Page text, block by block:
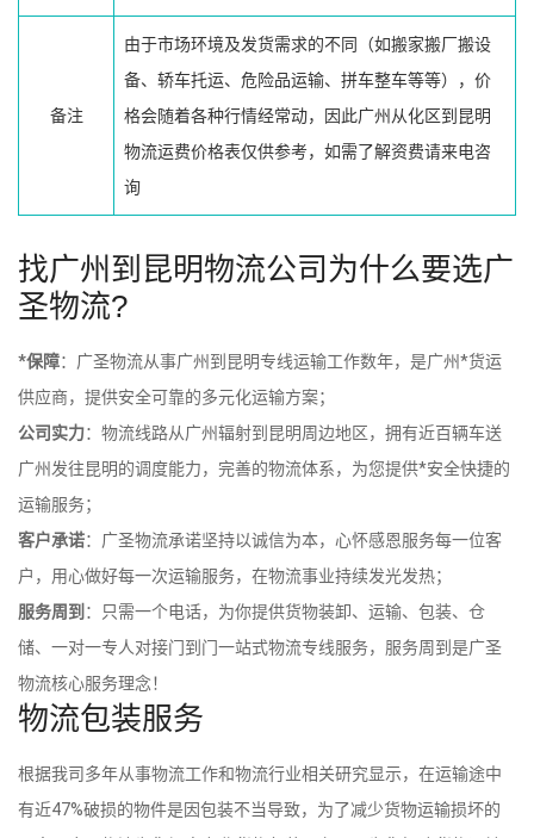
备注
由于市场环境及发货需求的不同（如搬家搬厂搬设
备、轿车托运、危险品运输、拼车整车等等），价
格会随着各种行情经常动，因此广州从化区到昆明
物流运费价格表仅供参考，如需了解资费请来电咨
询
找广州到昆明物流公司为什么要选广
圣物流?
*保障：广圣物流从事广州到昆明专线运输工作数年，是广州*货运
供应商，提供安全可靠的多元化运输方案；
公司实力：物流线路从广州辐射到昆明周边地区，拥有近百辆车送
广州发往昆明的调度能力，完善的物流体系，为您提供*安全快捷的
运输服务；
客户承诺：广圣物流承诺坚持以诚信为本，心怀感恩服务每一位客
户，用心做好每一次运输服务，在物流事业持续发光发热；
服务周到 ：只需一个电话，为你提供货物装卸、运输、包装、仓
储、一对一专人对接门到门一站式物流专线服务，服务周到是广圣
物流核心服务理念！
物流包装服务
根据我司多年从事物流工作和物流行业相关研究显示，在运输途中
有近47%破损的物件是因包装不当导致，为了减少货物运输损坏的